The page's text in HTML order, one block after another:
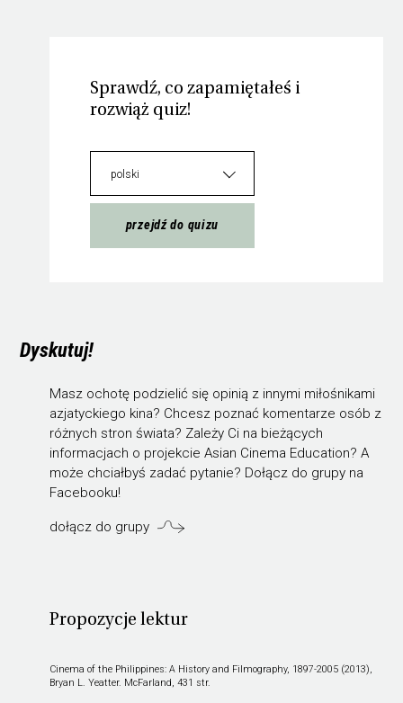
Sprawdź, co zapamiętałeś i
rozwiąż quiz!
polski
przejdź do quizu
Dyskutuj!
Masz ochotę podzielić się opinią z innymi miłośnikami
azjatyckiego kina? Chcesz poznać komentarze osób z
różnych stron świata? Zależy Ci na bieżących
informacjach o projekcie Asian Cinema Education? A
może chciałbyś zadać pytanie? Dołącz do grupy na
Facebooku!
dołącz do grupy
Propozycje lektur
Cinema of the Philippines: A History and Filmography, 1897-2005 (2013),
Bryan L. Yeatter. McFarland, 431 str.